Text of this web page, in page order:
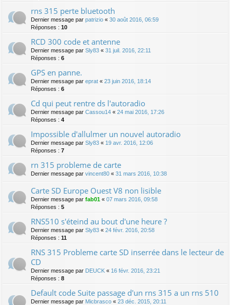
rns 315 perte bluetooth
Dernier message par patrizio « 30 août 2016, 06:59
Réponses : 10
RCD 300 code et antenne
Dernier message par Sly83 « 31 juil. 2016, 22:11
Réponses : 6
GPS en panne.
Dernier message par eprat « 23 juin 2016, 18:14
Réponses : 6
Cd qui peut rentre ds l'autoradio
Dernier message par Cassou14 « 24 mai 2016, 17:26
Réponses : 4
Impossible d'allulmer un nouvel autoradio
Dernier message par Sly83 « 19 avr. 2016, 12:06
Réponses : 7
rn 315 probleme de carte
Dernier message par vincent80 « 31 mars 2016, 10:38
Carte SD Europe Ouest V8 non lisible
Dernier message par fab01 « 07 mars 2016, 09:58
Réponses : 5
RNS510 s'éteind au bout d'une heure ?
Dernier message par Sly83 « 24 févr. 2016, 20:58
Réponses : 11
RNS 315 Probleme carte SD inserrée dans le lecteur de
CD
Dernier message par DEUCK « 16 févr. 2016, 23:21
Réponses : 8
Default code Suite passage d'un rns 315 a un rns 510
Dernier message par Micbrasco « 23 déc. 2015, 20:11